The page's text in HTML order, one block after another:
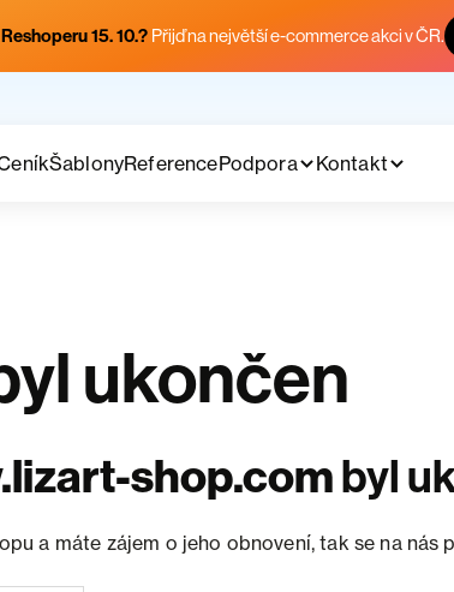
15. 10.? Přijď na největší e-commerce akci v ČR.
ŠablonyReferencePodpora Kontakt
ukončen
shop.combyl
a máte zájem o jeho obnovení, tak se na nás